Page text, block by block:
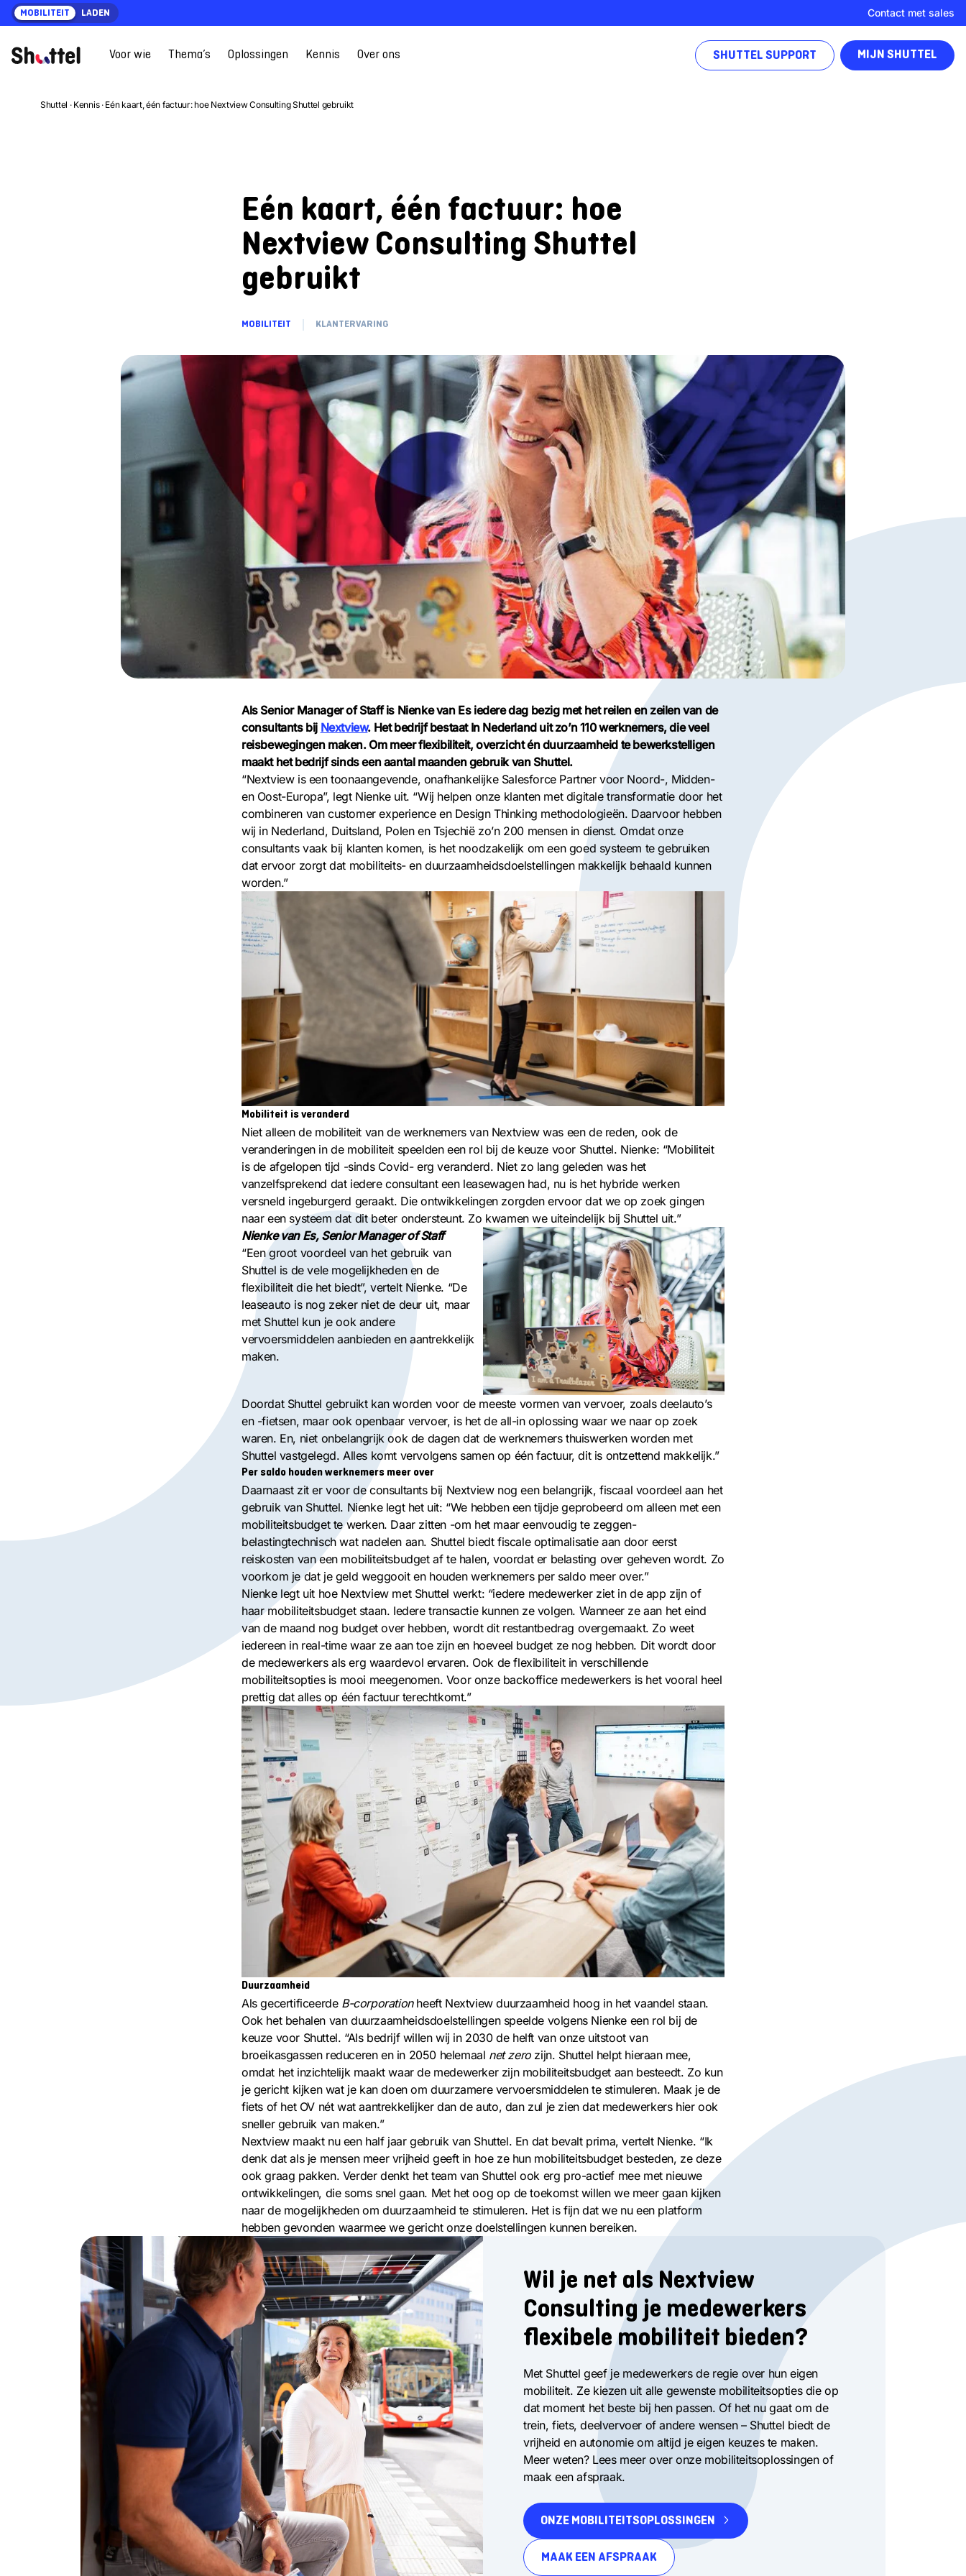
Ga
naar
MOBILITEIT LADEN Contact met sales
Voor wie Thema’s Oplossingen Kennis Over ons SHUTTEL SUPPORT MIJN SHUTTEL
Shuttel · Kennis· Eén kaart, één factuur: hoe Nextview Consulting Shuttel gebruikt
Eén kaart, één factuur: hoe
Nextview Consulting Shuttel
gebruikt
MOBILITEIT KLANTERVARING
Als Senior Manager of Staff is Nienke van Es iedere dag bezig met het reilen en zeilen van de
consultants bij Nextview. Het bedrijf bestaat In Nederland uit zo’n 110 werknemers, die veel
reisbewegingen maken. Om meer flexibiliteit, overzicht én duurzaamheid te bewerkstelligen
maakt het bedrijf sinds een aantal maanden gebruik van Shuttel.
“Nextview is een toonaangevende, onafhankelijke Salesforce Partner voor Noord-, Midden-
en Oost-Europa”, legt Nienke uit. “Wij helpen onze klanten met digitale transformatie door het
combineren van customer experience en Design Thinking methodologieën. Daarvoor hebben
wij in Nederland, Duitsland, Polen en Tsjechië zo’n 200 mensen in dienst. Omdat onze
consultants vaak bij klanten komen, is het noodzakelijk om een goed systeem te gebruiken
dat ervoor zorgt dat mobiliteits- en duurzaamheidsdoelstellingen makkelijk behaald kunnen
worden.”
Mobiliteit is veranderd
Niet alleen de mobiliteit van de werknemers van Nextview was een de reden, ook de
veranderingen in de mobiliteit speelden een rol bij de keuze voor Shuttel. Nienke: “Mobiliteit
is de afgelopen tijd -sinds Covid- erg veranderd. Niet zo lang geleden was het
vanzelfsprekend dat iedere consultant een leasewagen had, nu is het hybride werken
versneld ingeburgerd geraakt. Die ontwikkelingen zorgden ervoor dat we op zoek gingen
naar een systeem dat dit beter ondersteunt. Zo kwamen we uiteindelijk bij Shuttel uit.”
Nienke van Es, Senior Manager of Staff
“Een groot voordeel van het gebruik van
Shuttel is de vele mogelijkheden en de
flexibiliteit die het biedt”, vertelt Nienke. “De
leaseauto is nog zeker niet de deur uit, maar
met Shuttel kun je ook andere
vervoersmiddelen aanbieden en aantrekkelijk
maken.
Doordat Shuttel gebruikt kan worden voor de meeste vormen van vervoer, zoals deelauto’s
en -fietsen, maar ook openbaar vervoer, is het de all-in oplossing waar we naar op zoek
waren. En, niet onbelangrijk ook de dagen dat de werknemers thuiswerken worden met
Shuttel vastgelegd. Alles komt vervolgens samen op één factuur, dit is ontzettend makkelijk.”
Per saldo houden werknemers meer over
Daarnaast zit er voor de consultants bij Nextview nog een belangrijk, fiscaal voordeel aan het
gebruik van Shuttel. Nienke legt het uit: “We hebben een tijdje geprobeerd om alleen met een
mobiliteitsbudget te werken. Daar zitten -om het maar eenvoudig te zeggen-
belastingtechnisch wat nadelen aan. Shuttel biedt fiscale optimalisatie aan door eerst
reiskosten van een mobiliteitsbudget af te halen, voordat er belasting over geheven wordt. Zo
voorkom je dat je geld weggooit en houden werknemers per saldo meer over.”
Nienke legt uit hoe Nextview met Shuttel werkt: “iedere medewerker ziet in de app zijn of
haar mobiliteitsbudget staan. Iedere transactie kunnen ze volgen. Wanneer ze aan het eind
van de maand nog budget over hebben, wordt dit restantbedrag overgemaakt. Zo weet
iedereen in real-time waar ze aan toe zijn en hoeveel budget ze nog hebben. Dit wordt door
de medewerkers als erg waardevol ervaren. Ook de flexibiliteit in verschillende
mobiliteitsopties is mooi meegenomen. Voor onze backoffice medewerkers is het vooral heel
prettig dat alles op één factuur terechtkomt.”
Duurzaamheid
Als gecertificeerde B-corporationheeft Nextview duurzaamheid hoog in het vaandel staan.
Ook het behalen van duurzaamheidsdoelstellingen speelde volgens Nienke een rol bij de
keuze voor Shuttel. “Als bedrijf willen wij in 2030 de helft van onze uitstoot van
broeikasgassen reduceren en in 2050 helemaal net zerozijn. Shuttel helpt hieraan mee,
omdat het inzichtelijk maakt waar de medewerker zijn mobiliteitsbudget aan besteedt. Zo kun
je gericht kijken wat je kan doen om duurzamere vervoersmiddelen te stimuleren. Maak je de
fiets of het OV nét wat aantrekkelijker dan de auto, dan zul je zien dat medewerkers hier ook
sneller gebruik van maken.”
Nextview maakt nu een half jaar gebruik van Shuttel. En dat bevalt prima, vertelt Nienke. “Ik
denk dat als je mensen meer vrijheid geeft in hoe ze hun mobiliteitsbudget besteden, ze deze
ook graag pakken. Verder denkt het team van Shuttel ook erg pro-actief mee met nieuwe
ontwikkelingen, die soms snel gaan. Met het oog op de toekomst willen we meer gaan kijken
naar de mogelijkheden om duurzaamheid te stimuleren. Het is fijn dat we nu een platform
hebben gevonden waarmee we gericht onze doelstellingen kunnen bereiken.
Wil je net als Nextview
Consulting je medewerkers
flexibele mobiliteit bieden?
Met Shuttel geef je medewerkers de regie over hun eigen
mobiliteit. Ze kiezen uit alle gewenste mobiliteitsopties die op
dat moment het beste bij hen passen. Of het nu gaat om de
trein, fiets, deelvervoer of andere wensen – Shuttel biedt de
vrijheid en autonomie om altijd je eigen keuzes te maken.
Meer weten? Lees meer over onze mobiliteitsoplossingen of
maak een afspraak.
ONZE MOBILITEITSOPLOSSINGEN
MAAK EEN AFSPRAAK